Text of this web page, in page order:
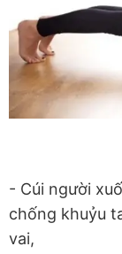
- Cúi người
chống khuỷu
vai,